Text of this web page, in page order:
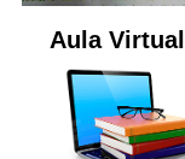
Aula Virtual